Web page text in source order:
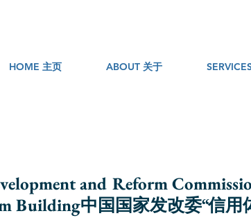
HOME 主页 ABOUT 关于
and Reform
Building中国国家发改委“信用